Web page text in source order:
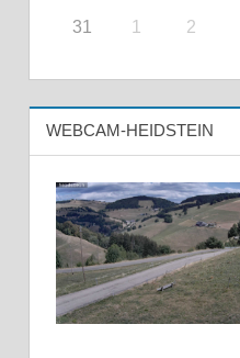
31 1 2
WEBCAM-HEIDSTEIN